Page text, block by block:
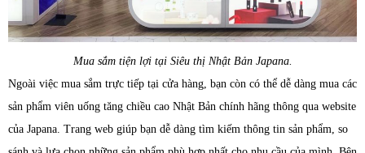
Mua sắm tiện lợi tại Siêu thị Nhật Bản Japana.
Ngoài việc mua sắm trực tiếp tại cửa hàng, bạn còn có thể dễ dàng mua các
sản phẩm viên uống tăng chiều cao Nhật Bản chính hãng thông qua website
của Japana. Trang web giúp bạn dễ dàng tìm kiếm thông tin sản phẩm, so